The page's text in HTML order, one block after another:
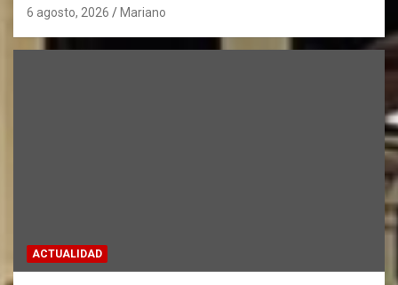
6 agosto, 2026 Mariano
ACTUALIDAD